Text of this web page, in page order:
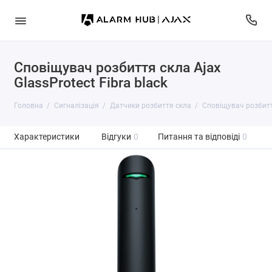
Сповіщувач розбиття скла Ajax
GlassProtect Fibra black
Головна Сигналізація Датчики розбиття скла Сповіщувач
Характеристики Відгуки 0 Питання та відповіді 0